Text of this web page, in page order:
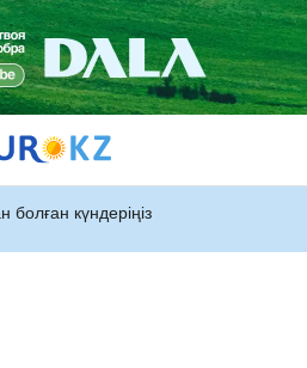
болған күндеріңіз